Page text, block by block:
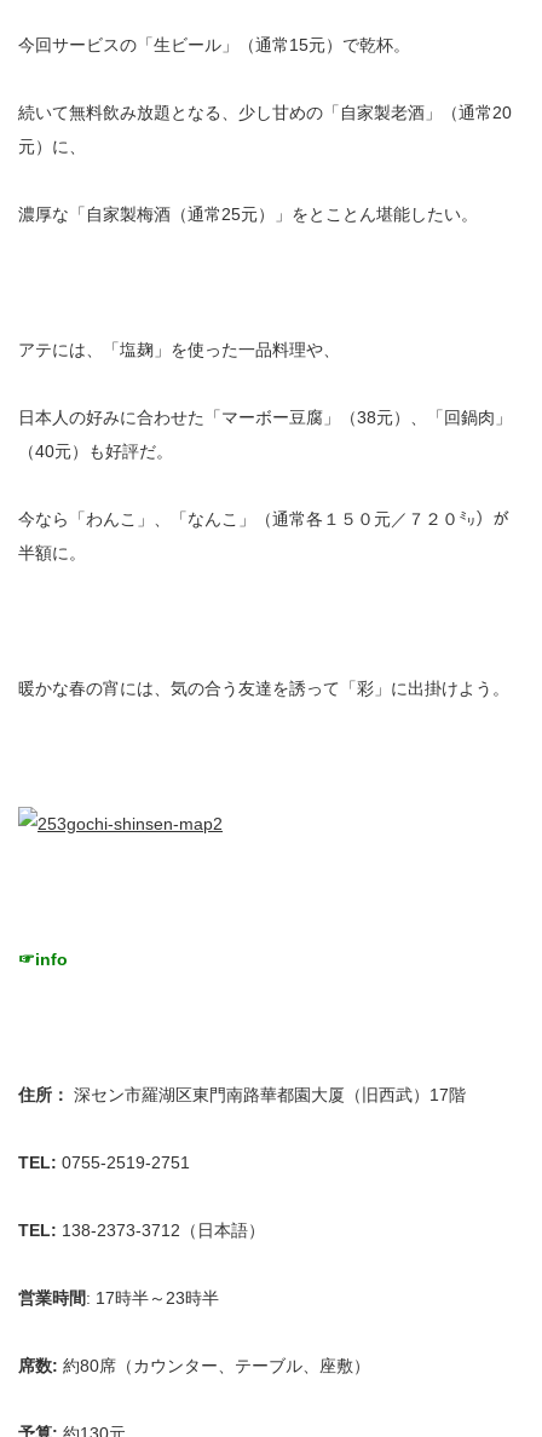
今回サービスの「生ビール」（通常15元）で乾杯。
続いて無料飲み放題となる、少し甘めの「自家製老酒」（通常20
元）に、
濃厚な「自家製梅酒（通常25元）」をとことん堪能したい。
アテには、「塩麹」を使った一品料理や、
日本人の好みに合わせた「マーボー豆腐」（38元）、「回鍋肉」
（40元）も好評だ。
今なら「わんこ」、「なんこ」（通常各１５０元／７２０㍉）が
半額に。
暖かな春の宵には、気の合う友達を誘って「彩」に出掛けよう。
☞info
住所： 深セン市羅湖区東門南路華都園大厦（旧西武）17階
TEL: 0755-2519-2751
TEL: 138-2373-3712（日本語）
営業時間: 17時半～23時半
席数: 約80席（カウンター、テーブル、座敷）